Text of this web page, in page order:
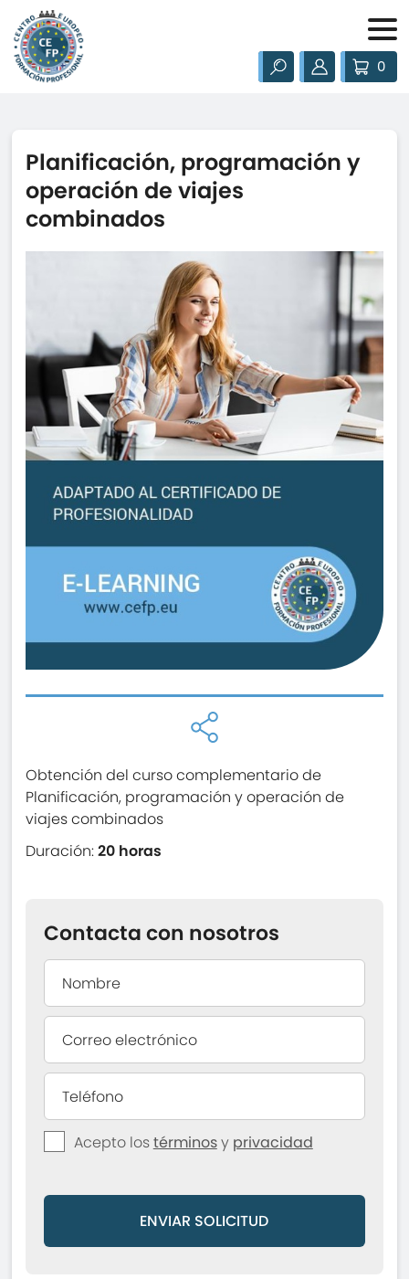
0
Planificación, programación y
operación de viajes
combinados
Obtención del curso complementario de
Planificación, programación y operación de
viajes combinados
Duración:20 horas
Contacta con nosotros
Acepto lostérminosy privacidad
ENVIAR SOLICITUD